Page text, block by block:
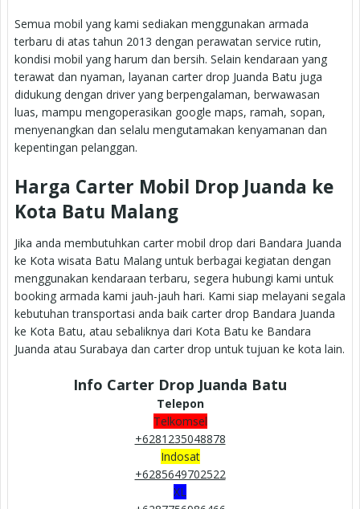
Semua mobil yang kami sediakan menggunakan armada
terbaru di atas tahun 2013 dengan perawatan service rutin,
kondisi mobil yang harum dan bersih. Selain kendaraan yang
terawat dan nyaman, layanan carter drop Juanda Batu juga
didukung dengan driver yang berpengalaman, berwawasan
luas, mampu mengoperasikan google maps, ramah, sopan,
menyenangkan dan selalu mengutamakan kenyamanan dan
kepentingan pelanggan.
Harga Carter Mobil Drop Juanda ke
Kota Batu Malang
Jika anda membutuhkan carter mobil drop dari Bandara Juanda
ke Kota wisata Batu Malang untuk berbagai kegiatan dengan
menggunakan kendaraan terbaru, segera hubungi kami untuk
booking armada kami jauh-jauh hari. Kami siap melayani segala
kebutuhan transportasi anda baik carter drop Bandara Juanda
ke Kota Batu, atau sebaliknya dari Kota Batu ke Bandara
Juanda atau Surabaya dan carter drop untuk tujuan ke kota lain.
Info Carter Drop Juanda Batu
Telepon
Telkomsel
+6281235048878
Indosat
+6285649702522
XL